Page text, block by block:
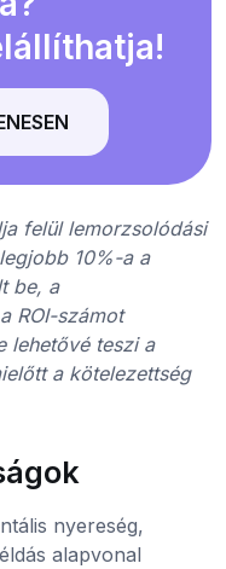
felül lemorzsolódási
10%-a a
be, a
ROI-számot
lehetővé teszi a
a kötelezettség
nyereség,
alapvonal